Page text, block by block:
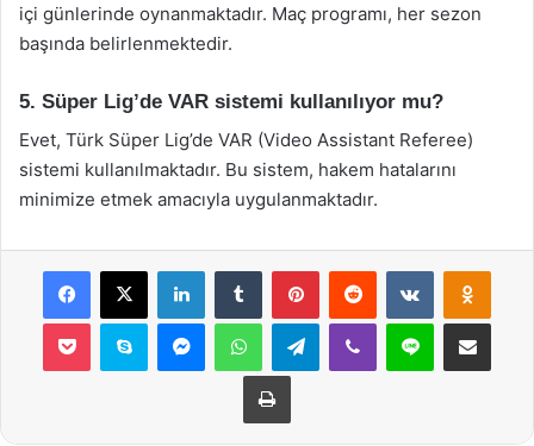
içi günlerinde oynanmaktadır. Maç programı, her sezon
başında belirlenmektedir.
5. Süper Lig’de VAR sistemi kullanılıyor mu?
Evet, Türk Süper Lig’de VAR (Video Assistant Referee)
sistemi kullanılmaktadır. Bu sistem, hakem hatalarını
minimize etmek amacıyla uygulanmaktadır.
Facebook
X LinkedInTumblr PinterestReddit VKontakte
Pocket Skype MessengerWhatsAppTelegramViber Line E-Posta ile
Yazdır